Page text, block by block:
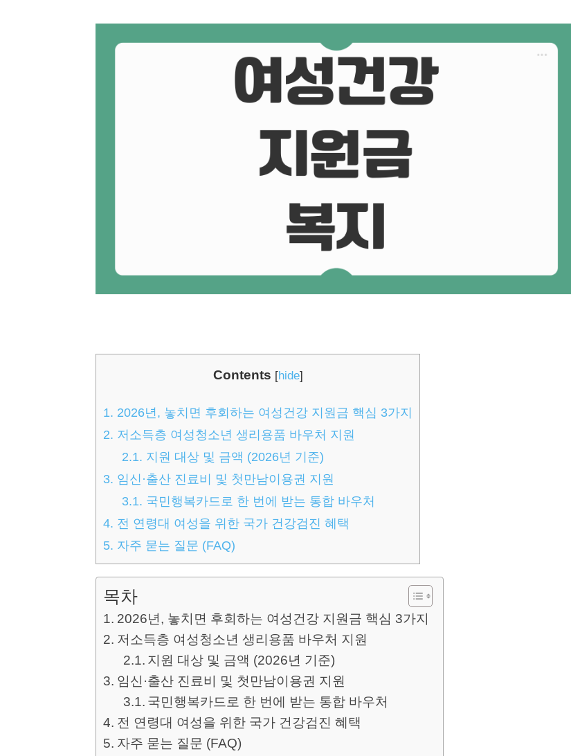
Contents [hide]
1. 2026년, 놓치면 후회하는 여성건강 지원금 핵심 3가지
2. 저소득층 여성청소년 생리용품 바우처 지원
2.1. 지원 대상 및 금액 (2026년 기준)
3. 임신·출산 진료비 및 첫만남이용권 지원
3.1. 국민행복카드로 한 번에 받는 통합 바우처
4. 전 연령대 여성을 위한 국가 건강검진 혜택
5. 자주 묻는 질문 (FAQ)
목차
2026년, 놓치면 후회하는 여성건강 지원금 핵심 3가지
저소득층 여성청소년 생리용품 바우처 지원
지원 대상 및 금액 (2026년 기준)
임신·출산 진료비 및 첫만남이용권 지원
국민행복카드로 한 번에 받는 통합 바우처
전 연령대 여성을 위한 국가 건강검진 혜택
자주 묻는 질문 (FAQ)